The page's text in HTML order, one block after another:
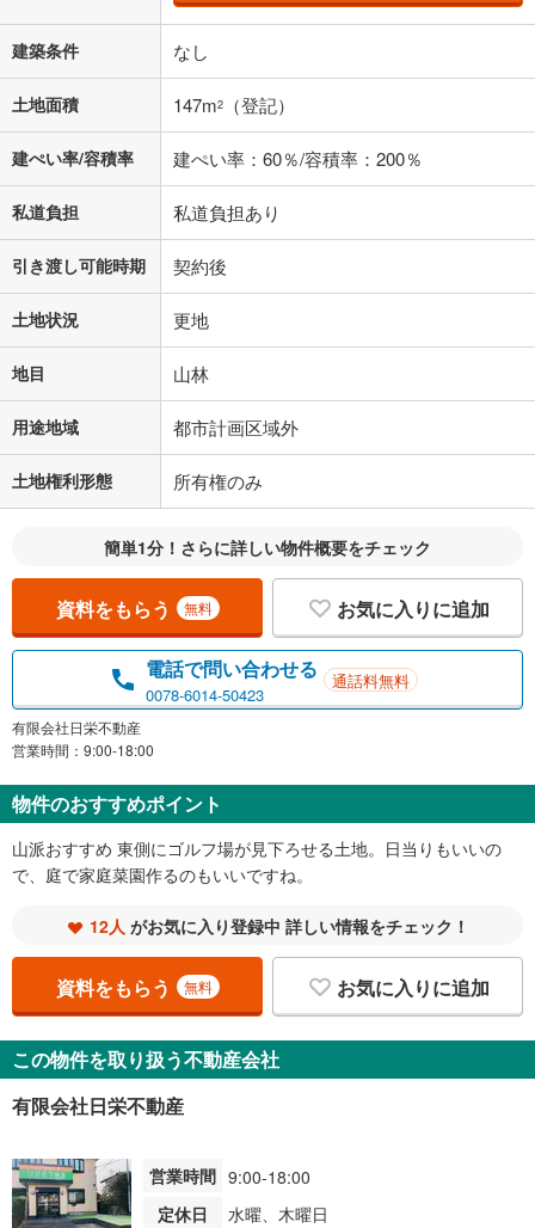
建築条件 なし
土地面積 147m2 （登記）
建ぺい率/容積率 建ぺい率：60％/容積率：200％
私道負担 私道負担あり
引き渡し可能時期 契約後
土地状況 更地
地目 山林
用途地域 都市計画区域外
土地権利形態 所有権のみ
簡単1分！さらに詳しい物件概要をチェック
資料をもらう 無料 お気に入りに追加
電話で問い合わせる
0078-6014-50423
通話料無料
有限会社日栄不動産
営業時間：9:00-18:00
物件のおすすめポイント
山派おすすめ 東側にゴルフ場が見下ろせる土地。日当りもいいの
で、庭で家庭菜園作るのもいいですね。
12人 がお気に入り登録中 詳しい情報をチェック！
資料をもらう 無料 お気に入りに追加
この物件を取り扱う不動産会社
有限会社日栄不動産
営業時間 9:00-18:00
定休日
水曜、木曜日